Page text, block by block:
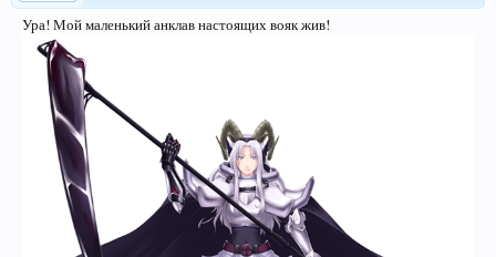
Ура! Мой маленький анклав настоящих вояк жив!